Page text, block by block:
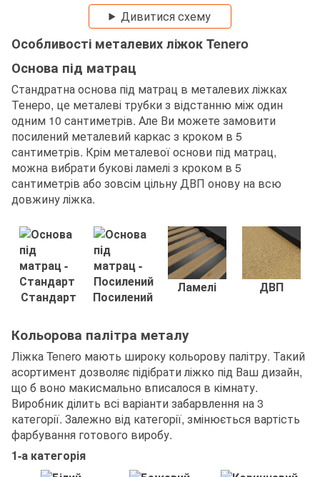
Дивитися схему
Особливості металевих ліжок Tenero
Основа під матрац
Стандратна основа під матрац в металевих ліжках
Тенеро, це металеві трубки з відстанню між один
одним 10 сантиметрів. Але Ви можете замовити
посилений металевий каркас з кроком в 5
сантиметрів. Крім металевої основи під матрац,
можна вибрати букові ламелі з кроком в 5
сантиметрів або зовсім цільну ДВП онову на всю
довжину ліжка.
Стандарт Посилений
Ламелі ДВП
Кольорова палітра металу
Ліжка Tenero мають широку кольорову палітру. Такий
асортимент дозволяє підібрати ліжко під Ваш дизайн,
що б воно макисмально вписалося в кімнату.
Виробник ділить всі варіанти забарвлення на 3
категорії. Залежно від категорії, змінюється вартість
фарбування готового виробу.
1-а категорія